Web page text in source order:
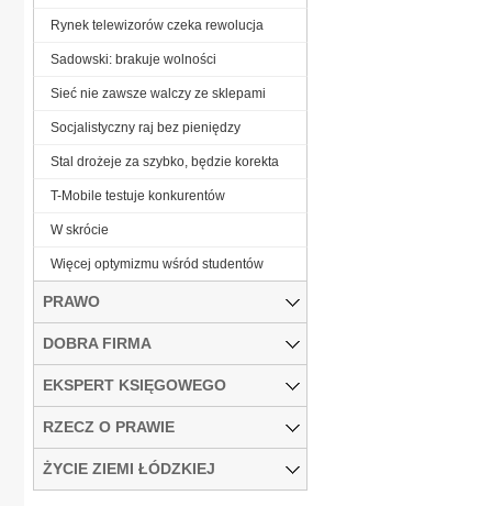
Rynek telewizorów czeka rewolucja
Sadowski: brakuje wolności
Sieć nie zawsze walczy ze sklepami
Socjalistyczny raj bez pieniędzy
Stal drożeje za szybko, będzie korekta
T-Mobile testuje konkurentów
W skrócie
Więcej optymizmu wśród studentów
PRAWO
DOBRA FIRMA
EKSPERT KSIĘGOWEGO
RZECZ O PRAWIE
ŻYCIE ZIEMI ŁÓDZKIEJ